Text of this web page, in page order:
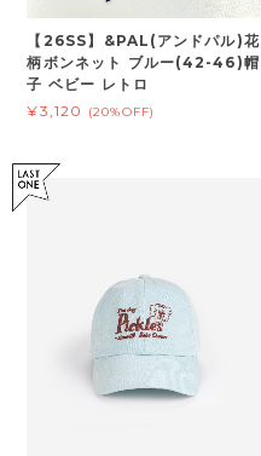
【26SS】&PAL(アンドパル)花
柄ボンネット ブルー(42-46)帽
子 ベビー レトロ
¥3,120
(20%OFF)